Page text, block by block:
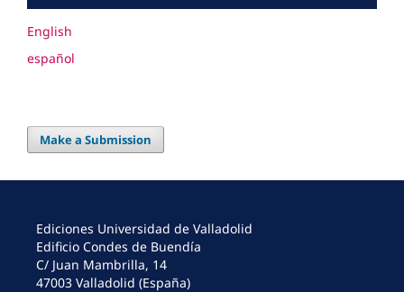
English
español
Make a Submission
Ediciones Universidad de Valladolid
Edificio Condes de Buendía
C/ Juan Mambrilla, 14
47003 Valladolid (España)